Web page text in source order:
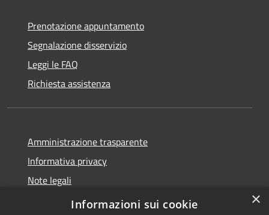
Prenotazione appuntamento
Segnalazione disservizio
Leggi le FAQ
Richiesta assistenza
Amministrazione trasparente
Informativa privacy
Note legali
Dichiarazione di accessibilità
×
Informazioni sui cookie